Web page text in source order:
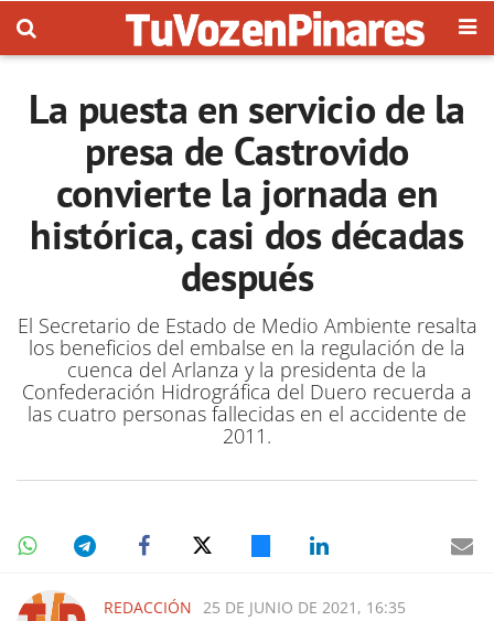
La puesta en servicio de la
presa de Castrovido
convierte la jornada en
histórica, casi dos décadas
después
El Secretario de Estado de Medio Ambiente resalta
los beneficios del embalse en la regulación de la
cuenca del Arlanza y la presidenta de la
Confederación Hidrográfica del Duero recuerda a
las cuatro personas fallecidas en el accidente de
2011.
REDACCIÓN 25 DE JUNIO DE 2021, 16:35